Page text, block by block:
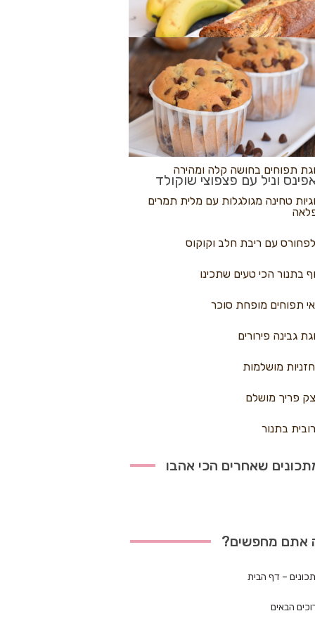
פיצה
בננות
וניל עם פצפוצי שוקולד
נקראים
תפוחים בחושה קלה ומהירה
טחינה מגולגלות עם מלית תמרים
עם ריבת חלב וקוקוס
בתנור הכי טעים שתכינו
תפוחים מופחת סוכר
גבינה פירורים
מושלמות
פריך מושלם
בתנור
שאחרים הכי אהבו
אתם מחפשים?
– דף הבית
הבאים